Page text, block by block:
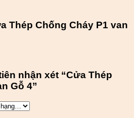
Thép Chống Cháy P1 van
nhận xét “Cửa Thép
Gỗ 4”